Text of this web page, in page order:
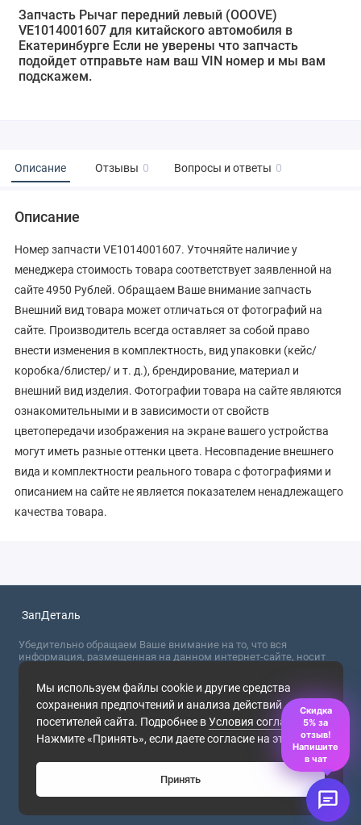
Запчасть Рычаг передний левый (OOOVE)
VE1014001607 для китайского автомобиля в
Екатеринбурге Если не уверены что запчасть
подойдет отправьте нам ваш VIN номер и мы вам
подскажем.
Описание Отзывы 0 Вопросы и ответы 0
Описание
Номер запчасти VE1014001607. Уточняйте наличие у
менеджера стоимость товара соответствует заявленной на
сайте 4950 Рублей. Обращаем Ваше внимание запчасть
Внешний вид товара может отличаться от фотографий на
сайте. Производитель всегда оставляет за собой право
внести изменения в комплектность, вид упаковки (кейс/
коробка/блистер/ и т. д.), брендирование, материал и
внешний вид изделия. Фотографии товара на сайте являются
ознакомительными и в зависимости от свойств
цветопередачи изображения на экране вашего устройства
могут иметь разные оттенки цвета. Несовпадение внешнего
вида и комплектности реального товара с фотографиями и
описанием на сайте не является показателем ненадлежащего
качества товара.
Мы используем файлы cookie и другие средства
сохранения предпочтений и анализа действий
посетителей сайта. Подробнее вУсловия соглашения.
Нажмите «Принять», если даете согласие на это.
Принять
ЗапДеталь
Убедительно обращаем Ваше внимание на то, что вся
информация, размещенная на данном интернет-сайте, носит
сугубо информационный характер и не являются публичной
офертой, определяемой положениями Статьи 437 (2) ГК РФ. Для
получения точной информации о стоимости товаров,
пожалуйста, обращайтесь в ближайший офис продаж.
2026
Скидка
5% за
отзыв!
Напишите
в чат